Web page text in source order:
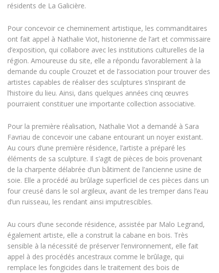
résidents de La Galicière.
Pour concevoir ce cheminement artistique, les commanditaires
ont fait appel à Nathalie Viot, historienne de l’art et commissaire
d’exposition, qui collabore avec les institutions culturelles de la
région. Amoureuse du site, elle a répondu favorablement à la
demande du couple Crouzet et de l’association pour trouver des
artistes capables de réaliser des sculptures s’inspirant de
l’histoire du lieu. Ainsi, dans quelques années cinq œuvres
pourraient constituer une importante collection associative.
Pour la première réalisation, Nathalie Viot a demandé à Sara
Favriau de concevoir une cabane entourant un noyer existant.
Au cours d’une première résidence, l’artiste a préparé les
éléments de sa sculpture. Il s’agit de pièces de bois provenant
de la charpente délabrée d’un bâtiment de l’ancienne usine de
soie. Elle a procédé au brûlage superficiel de ces pièces dans un
four creusé dans le sol argileux, avant de les tremper dans l’eau
d’un ruisseau, les rendant ainsi imputrescibles.
Au cours d’une seconde résidence, assistée par Malo Legrand,
également artiste, elle a construit la cabane en bois. Très
sensible à la nécessité de préserver l’environnement, elle fait
appel à des procédés ancestraux comme le brûlage, qui
remplace les fongicides dans le traitement des bois de